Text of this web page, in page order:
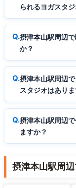
られるヨガスタ
摂津本山駅周辺
か？
摂津本山駅周辺
スタジオはありま
摂津本山駅周辺
ますか？
摂津本山駅周